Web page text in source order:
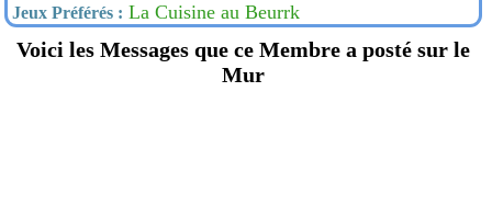
Jeux Préférés : La Cuisine au Beurrk
Voici les Messages que ce Membre a posté sur le
Mur